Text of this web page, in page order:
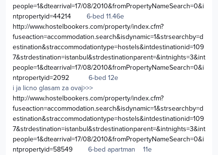
people=1&dtearrival=17/08/2010&fromPropertyNameSearch=0&i
ntpropertyid=44214
6-bed 11.46e
http://www.hostelbookers.com/property/index.cfm?
fuseaction=accommodation.search&isdynamic=1&strsearchby=d
estination&straccommodationtype=hostels&intdestinationid=109
7&strdestination=istanbul&strdestinationparent=&intnights=3&int
people=1&dtearrival=17/08/2010&fromPropertyNameSearch=0&i
ntpropertyid=2092
6-bed 12e
i ja licno glasam za ovaj>>>
http://www.hostelbookers.com/property/index.cfm?
fuseaction=accommodation.search&isdynamic=1&strsearchby=d
estination&straccommodationtype=hostels&intdestinationid=109
7&strdestination=istanbul&strdestinationparent=&intnights=3&int
people=1&dtearrival=17/08/2010&fromPropertyNameSearch=0&i
ntpropertyid=58549
6-bed apartman 11e